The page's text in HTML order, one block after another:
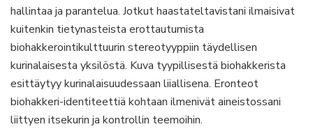
hallintaa ja parantelua. Jotkut haastateltavistani ilmaisivat
kuitenkin tietynasteista erottautumista
biohakkerointikulttuurin stereotyyppiin täydellisen
kurinalaisesta yksilöstä. Kuva tyypillisestä biohakkerista
esittäytyy kurinalaisuudessaan liiallisena. Eronteot
biohakkeri-identiteettiä kohtaan ilmenivät aineistossani
liittyen itsekurin ja kontrollin teemoihin.